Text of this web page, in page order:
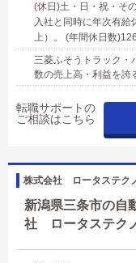
(休日)土・日・祝・そ
入社と同時に年次有給
上）。 (年間休日数
三菱ふそうトラック・
数の売上高・利益を誇
転職サポートの
ご相談はこちら
株式会社 ロータステク
新潟県三条市の自
社 ロータステク